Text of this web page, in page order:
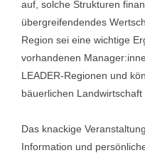
auf, solche Strukturen
übergreifendendes
Region sei eine wichtige
vorhandenen
LEADER-Regionen und
bäuerlichen Landwirtschaft
Das knackige
Information und